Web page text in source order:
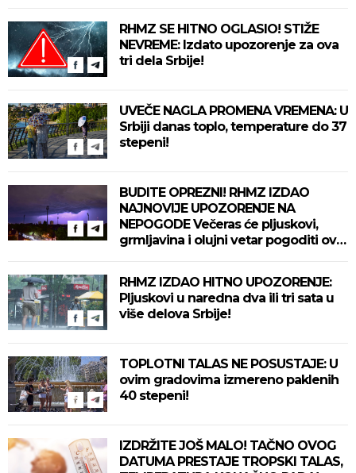
RHMZ SE HITNO OGLASIO! STIŽE
NEVREME: Izdato upozorenje za ova
tri dela Srbije!
UVEČE NAGLA PROMENA VREMENA: U
Srbiji danas toplo, temperature do 37
stepeni!
BUDITE OPREZNI! RHMZ IZDAO
NAJNOVIJE UPOZORENJE NA
NEPOGODE Večeras će pljuskovi,
grmljavina i olujni vetar pogoditi ove
RHMZ IZDAO HITNO UPOZORENJE:
Pljuskovi u naredna dva ili tri sata u
više delova Srbije!
TOPLOTNI TALAS NE POSUSTAJE: U
ovim gradovima izmereno paklenih
40 stepeni!
IZDRŽITE JOŠ MALO! TAČNO OVOG
DATUMA PRESTAJE TROPSKI TALAS,